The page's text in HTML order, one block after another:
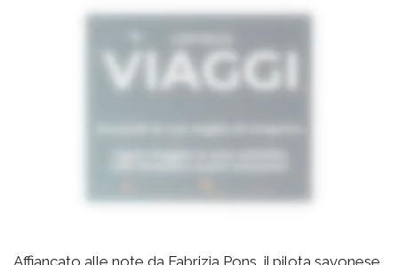
Affiancato alle note da Fabrizia Pons, il pilota savonese